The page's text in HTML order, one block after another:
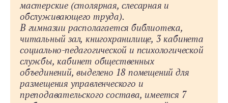
мастерские (столярная, слесарная и
обслуживающего труда).
В гимназии располагается библиотека,
читальный зал, книгохранилище, 3 кабинета
социально-­педагогической и психологической
службы, кабинет общественных
объединений, выделено 18 помещений для
размещения управленческого и
преподавательского состава, имеется 7